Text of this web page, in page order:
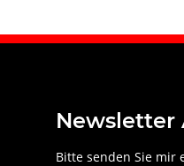
Newsletter
Bitte senden Sie mir